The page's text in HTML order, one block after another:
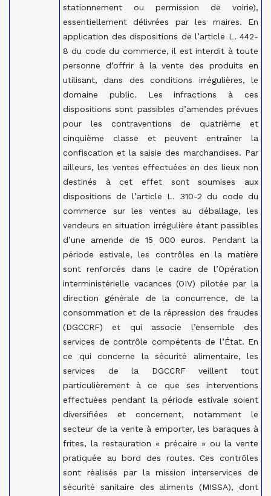
stationnement ou permission de voirie),
essentiellement délivrées par les maires. En
application des dispositions de l’article L. 442-
8 du code du commerce, il est interdit à toute
personne d’offrir à la vente des produits en
utilisant, dans des conditions irrégulières, le
domaine public. Les infractions à ces
dispositions sont passibles d’amendes prévues
pour les contraventions de quatrième et
cinquième classe et peuvent entraîner la
confiscation et la saisie des marchandises. Par
ailleurs, les ventes effectuées en des lieux non
destinés à cet effet sont soumises aux
dispositions de l’article L. 310-2 du code du
commerce sur les ventes au déballage, les
vendeurs en situation irrégulière étant passibles
d’une amende de 15 000 euros. Pendant la
période estivale, les contrôles en la matière
sont renforcés dans le cadre de l’Opération
interministérielle vacances (OIV) pilotée par la
direction générale de la concurrence, de la
consommation et de la répression des fraudes
(DGCCRF) et qui associe l’ensemble des
services de contrôle compétents de l’État. En
ce qui concerne la sécurité alimentaire, les
services de la DGCCRF veillent tout
particulièrement à ce que ses interventions
effectuées pendant la période estivale soient
diversifiées et concernent, notamment le
secteur de la vente à emporter, les baraques à
frites, la restauration « précaire » ou la vente
pratiquée au bord des routes. Ces contrôles
sont réalisés par la mission interservices de
sécurité sanitaire des aliments (MISSA), dont